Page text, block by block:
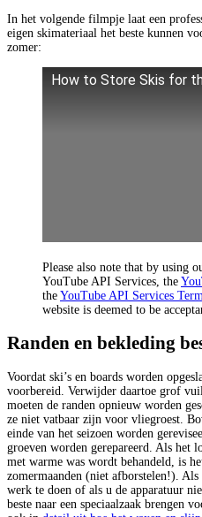
In het volgende filmpje laat een
eigen skimateriaal het beste kunnen
zomer:
How to Store Skis for
Please also note that by using
YouTube API Services, the
the YouTube API Services
website is deemed to be
Randen en bekleding
Voordat ski’s en boards worden
voorbereid. Verwijder daartoe grof
moeten de randen opnieuw worden
ze niet vatbaar zijn voor vliegroest.
einde van het seizoen worden
groeven worden gerepareerd. Als het
met warme was wordt behandeld, is
zomermaanden (niet afborstelen!).
werk te doen of als u de apparatuur
beste naar een speciaalzaak brengen